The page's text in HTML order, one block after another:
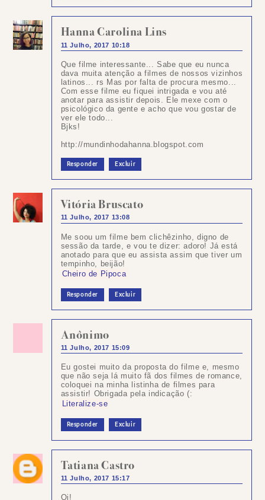
Hanna Carolina Lins
11 Julho, 2017 10:18
Que filme interessante... Sabe que eu nunca
dava muita atenção a filmes de nossos vizinhos
latinos... rs Mas por falta de procura mesmo...
Com esse filme eu fiquei intrigada e vou até
anotar para assistir depois. Ele mexe com o
psicológico da gente e acho que vou gostar de
ver ele todo...
Bjks!
http://mundinhodahanna.blogspot.com
Responder Excluir
Vitória Bruscato
11 Julho, 2017 13:08
Me soou um filme bem clichêzinho, digno de
sessão da tarde, e vou te dizer: adoro! Já está
anotado para que eu assista assim que tiver um
tempinho, beijão!
Cheiro de Pipoca
Responder Excluir
Anônimo
11 Julho, 2017 15:09
Eu gostei muito da proposta do filme e, mesmo
que não seja lá muito fã dos filmes de romance,
coloquei na minha listinha de filmes para
assistir! Obrigada pela indicação (:
Literalize-se
Responder Excluir
Tatiana Castro
11 Julho, 2017 15:17
Oi!